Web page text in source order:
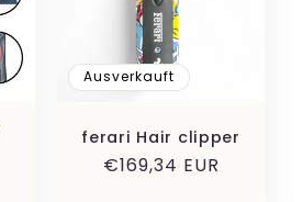
Ausverkauft
ferari Hair clipper
Normaler
€169,34 EUR